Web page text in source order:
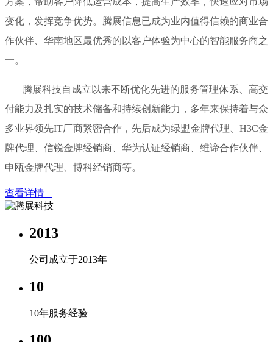
变化，发挥竞争优势。腾展信息已成为业内值得信赖的商业合
作伙伴、华南地区最优秀的以客户体验为中心的智能服务商之
一。
腾展科技自成立以来不断优化先进的服务管理体系、高交
付能力及扎实的技术储备和持续创新能力，多年来保持着与众
多业界领先IT厂商紧密合作，先后成为绿盟金牌代理、H3C金
牌代理、信锐金牌经销商、华为认证经销商、维谛合作伙伴、
申瓯金牌代理、博科经销商等。
查看详情 +
2013
公司成立于2013年
10
10年服务经验